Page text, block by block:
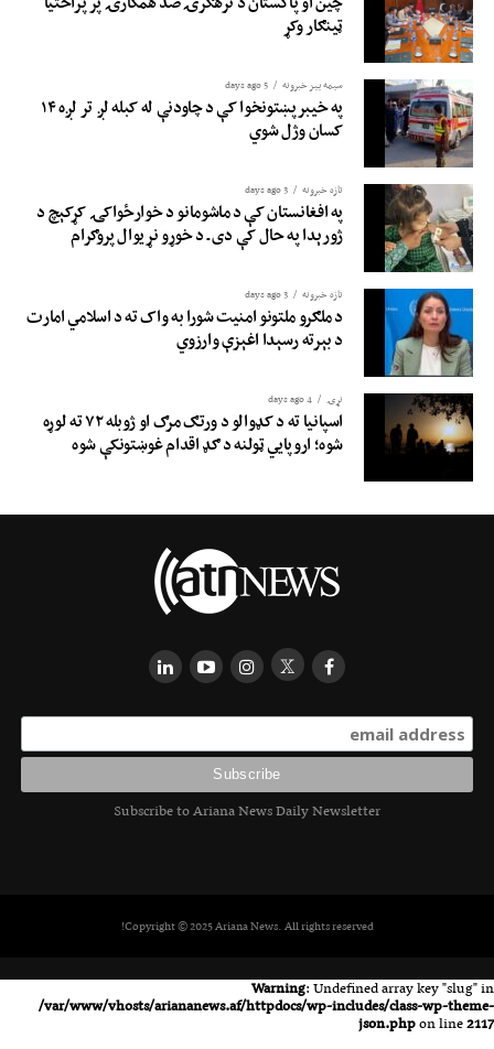
ټینګار وکړ
سیمه ییز خبرونه 5 days ago
په خیبرپښتونخوا کې د چاودنې له کبله لږ تر لږه ۱۴
کسان وژل شوي
تازه خبرونه 3 days ago
په افغانستان کې د ماشومانو د خوارځواکۍ کړکېچ د
ژورېدا په حال کې دی ـ د خوړو نړیوال پروګرام
تازه خبرونه 3 days ago
د ملګرو ملتونو امنیت شورا به واک ته د اسلامي امارت
د بېرته رسېدا اغېزې وارزوي
نړۍ 4 days ago
اسپانیا ته د کډوالو د ورتګ مرګ او ژوبله ۷۲ ته لوړه
شوه؛ اروپايي ټولنه د ګډ اقدام غوښتونکې شوه
Subscribe to Ariana News Daily Newsletter
Copyright © 2025 Ariana News. All rights reserved!
Warning: Undefined array key "slug" in
/var/www/vhosts/ariananews.af/httpdocs/wp-includes/class-wp-theme-
json.phpon line2117